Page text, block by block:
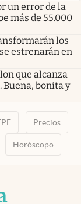
un error de la
más de 55.000
los
estrenarán en
que alcanza
Buena, bonita y
Precios
Horóscopo
pestaña
nueva pestaña
en nueva pestaña